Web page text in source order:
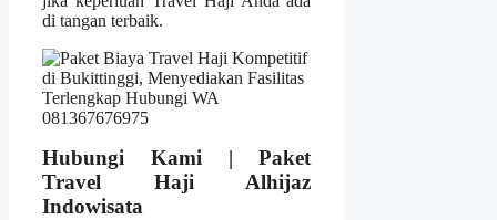
di tangan terbaik.
Hubungi Kami | Paket
Travel Haji Alhijaz
Indowisata